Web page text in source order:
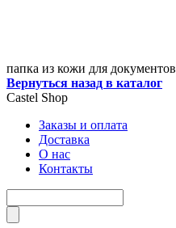
папка из кожи для документов
Вернуться назад в каталог
Castel Shop
Заказы и оплата
Доставка
О нас
Контакты